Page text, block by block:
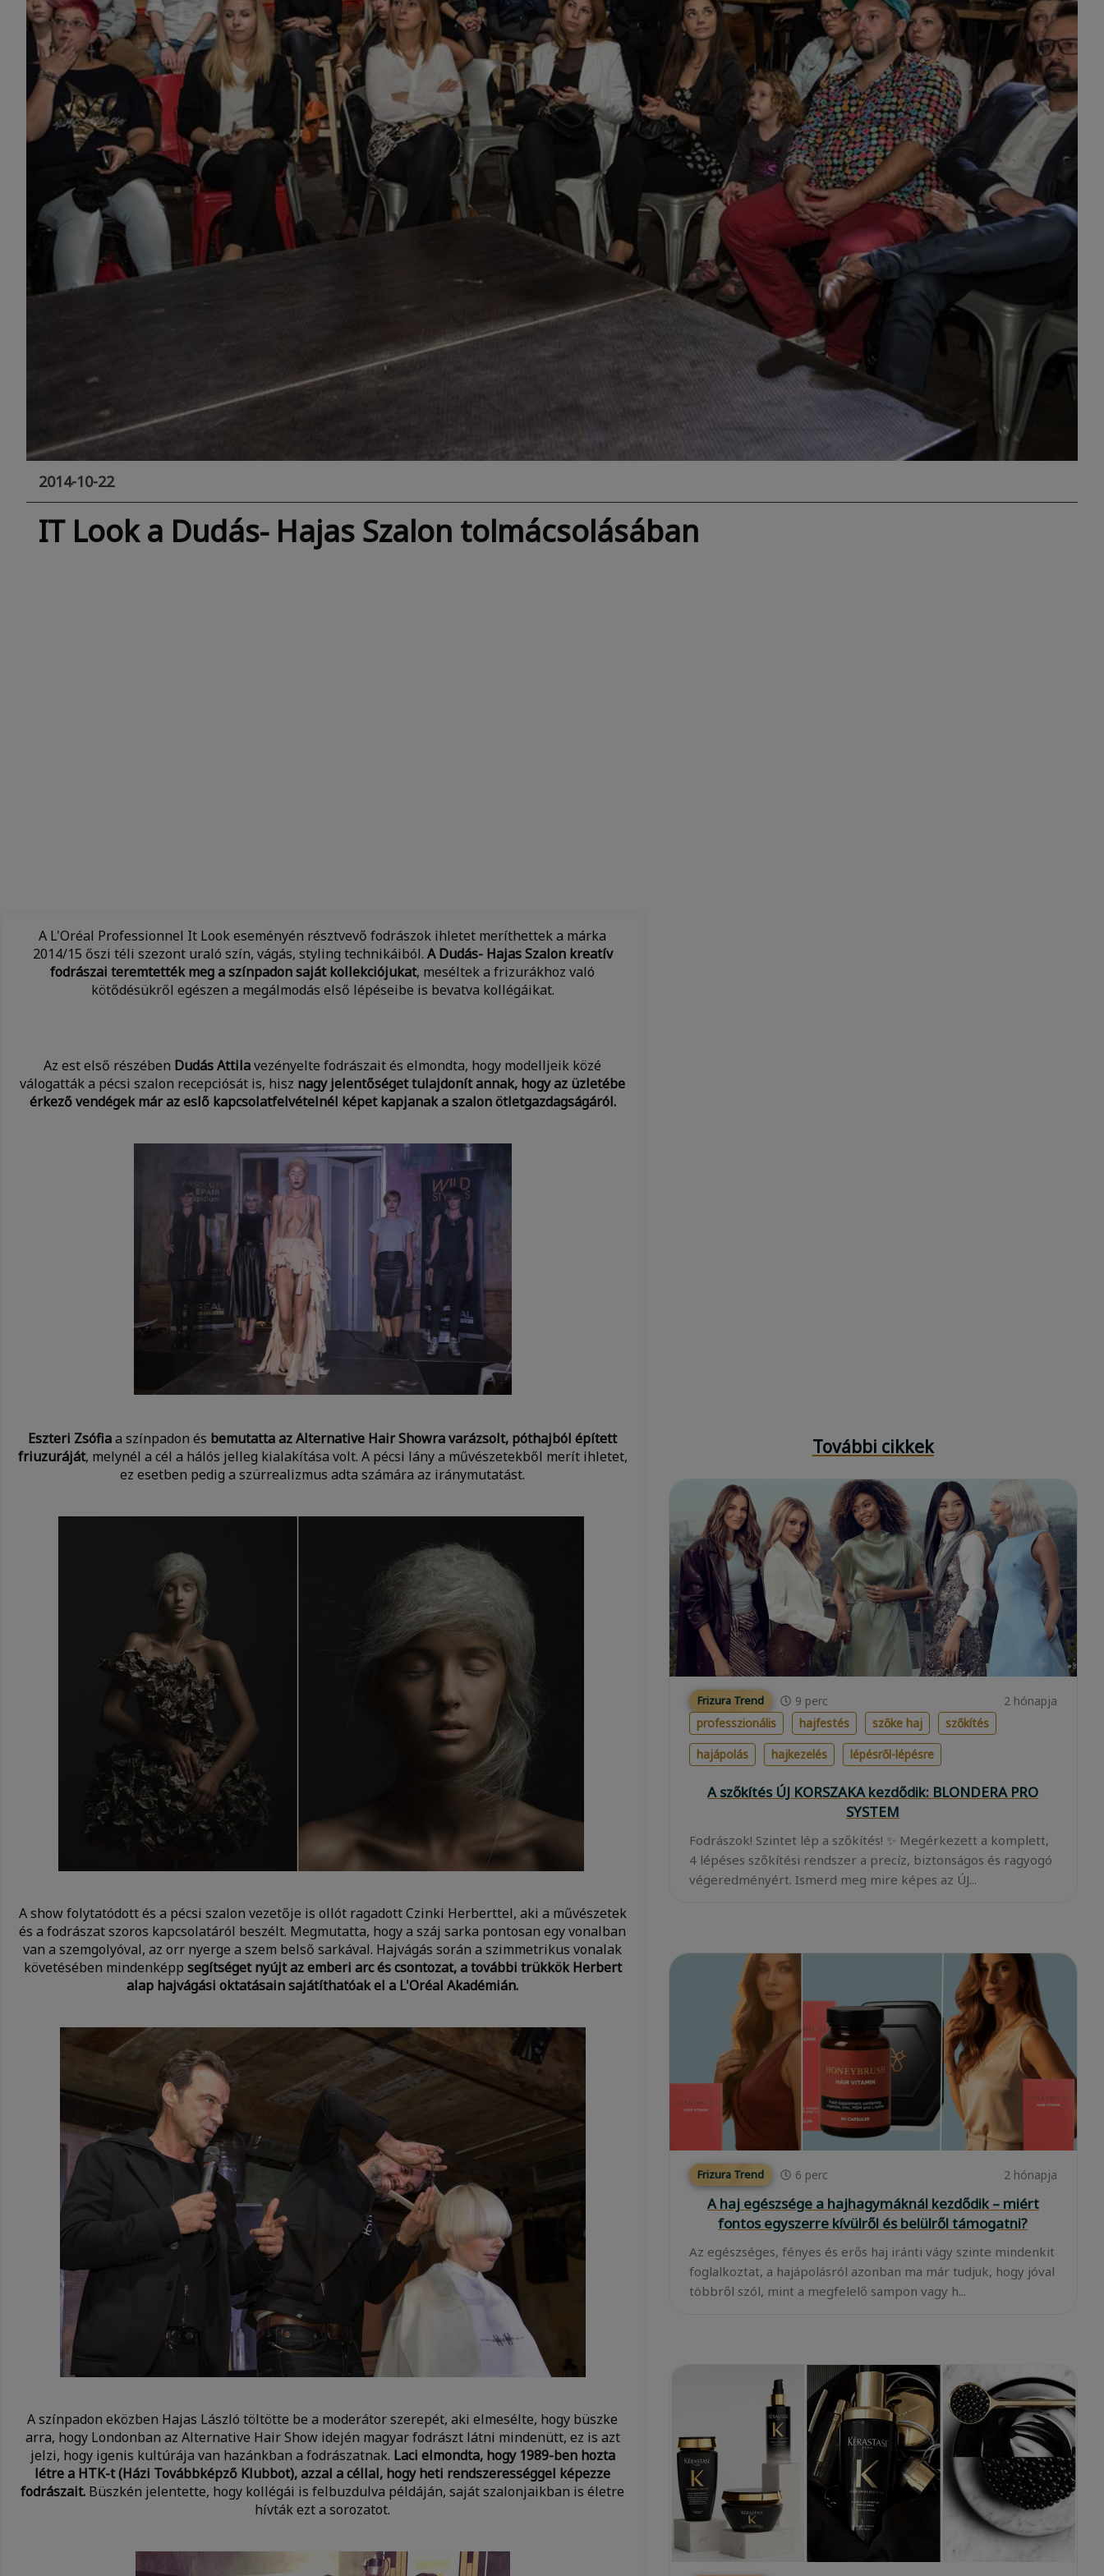
2014-10-22
IT Look a Dudás- Hajas Szalon tolmácsolásában
A L'Oréal Professionnel It Look eseményén résztvevő fodrászok ihletet meríthettek a márka
2014/15 őszi téli szezont uraló szín, vágás, styling technikáiból. A Dudás- Hajas Szalon kreatív
fodrászai teremtették meg a színpadon saját kollekciójukat, meséltek a frizurákhoz való
kötődésükről egészen a megálmodás első lépéseibe is bevatva kollégáikat.
Az est első részében Dudás Attilavezényelte fodrászait és elmondta, hogy modelljeik közé
válogatták a pécsi szalon recepciósát is, hisz nagy jelentőséget tulajdonít annak, hogy az üzletébe
érkező vendégek már az eslő kapcsolatfelvételnél képet kapjanak a szalon ötletgazdagságáról.
Eszteri Zsófiaa színpadon és bemutatta az Alternative Hair Showra varázsolt, póthajból épített
friuzuráját, melynél a cél a hálós jelleg kialakítása volt. A pécsi lány a művészetekből merít ihletet,
ez esetben pedig a szürrealizmus adta számára az iránymutatást.
A show folytatódott és a pécsi szalon vezetője is ollót ragadott Czinki Herberttel, aki a művészetek
és a fodrászat szoros kapcsolatáról beszélt. Megmutatta, hogy a száj sarka pontosan egy vonalban
van a szemgolyóval, az orr nyerge a szem belső sarkával. Hajvágás során a szimmetrikus vonalak
követésében mindenképp segítséget nyújt az emberi arc és csontozat, a további trükkök Herbert
alap hajvágási oktatásain sajátíthatóak el a L'Oréal Akadémián.
A színpadon eközben Hajas László töltötte be a moderátor szerepét, aki elmesélte, hogy büszke
arra, hogy Londonban az Alternative Hair Show idején magyar fodrászt látni mindenütt, ez is azt
jelzi, hogy igenis kultúrája van hazánkban a fodrászatnak. Laci elmondta, hogy 1989-ben hozta
létre a HTK-t (Házi Továbbképző Klubbot), azzal a céllal, hogy heti rendszerességgel képezze
fodrászait. Büszkén jelentette, hogy kollégái is felbuzdulva példáján, saját szalonjaikban is életre
hívták ezt a sorozatot.
További cikkek
Frizura Trend 9 perc
2 hónapja
professzionális
hajfestés szőke haj
szőkítés
hajápolás
hajkezelés lépésről-lépésre
A szőkítés ÚJ KORSZAKA kezdődik: BLONDERA PRO
SYSTEM
Fodrászok! Szintet lép a szőkítés! ✨ Megérkezett a komplett,
4 lépéses szőkítési rendszer a precíz, biztonságos és ragyogó
végeredményért. Ismerd meg mire képes az ÚJ...
Frizura Trend 6 perc 2 hónapja
A haj egészsége a hajhagymáknál kezdődik – miért
fontos egyszerre kívülről és belülről támogatni?
Az egészséges, fényes és erős haj iránti vágy szinte mindenkit
foglalkoztat, a hajápolásról azonban ma már tudjuk, hogy jóval
többről szól, mint a megfelelő sampon vagy h...